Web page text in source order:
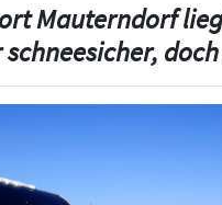
Mauterndorf